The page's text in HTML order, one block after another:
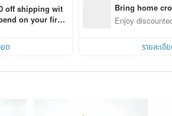
in tea, our tea masters brew each pot using
sets and water based on the type of tea and
in the moment.
Hikaru Tea Limited, located at Shop 110, Level
Kong. For wholesale inquiries, please contact
off shipping wit
on your first
ยด
Bring home
n with ease
Enjoy
รายละเอี